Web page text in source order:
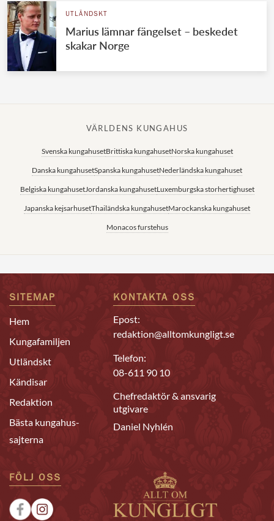
UTLÄNDSKT
Marius lämnar fängelset – beskedet
skakar Norge
VÄRLDENS KUNGAHUS
Svenska kungahusetBrittiska kungahusetNorska kungahuset
Danska kungahusetSpanska kungahusetNederländska kungahuset
Belgiska kungahusetJordanska kungahusetLuxemburgska storhertighuset
Japanska kejsarhusetThailändska kungahusetMarockanska kungahuset
Monacos furstehus
SITEMAP
Hem
Kungafamiljen
Utländskt
Kändisar
Redaktion
Bästa kungahus-
sajterna
KONTAKTA OSS
Epost:
redaktion@alltomkungligt.se
Telefon:
08-611 90 10
Chefredaktör & ansvarig
utgivare
Daniel Nyhlén
FÖLJ OSS